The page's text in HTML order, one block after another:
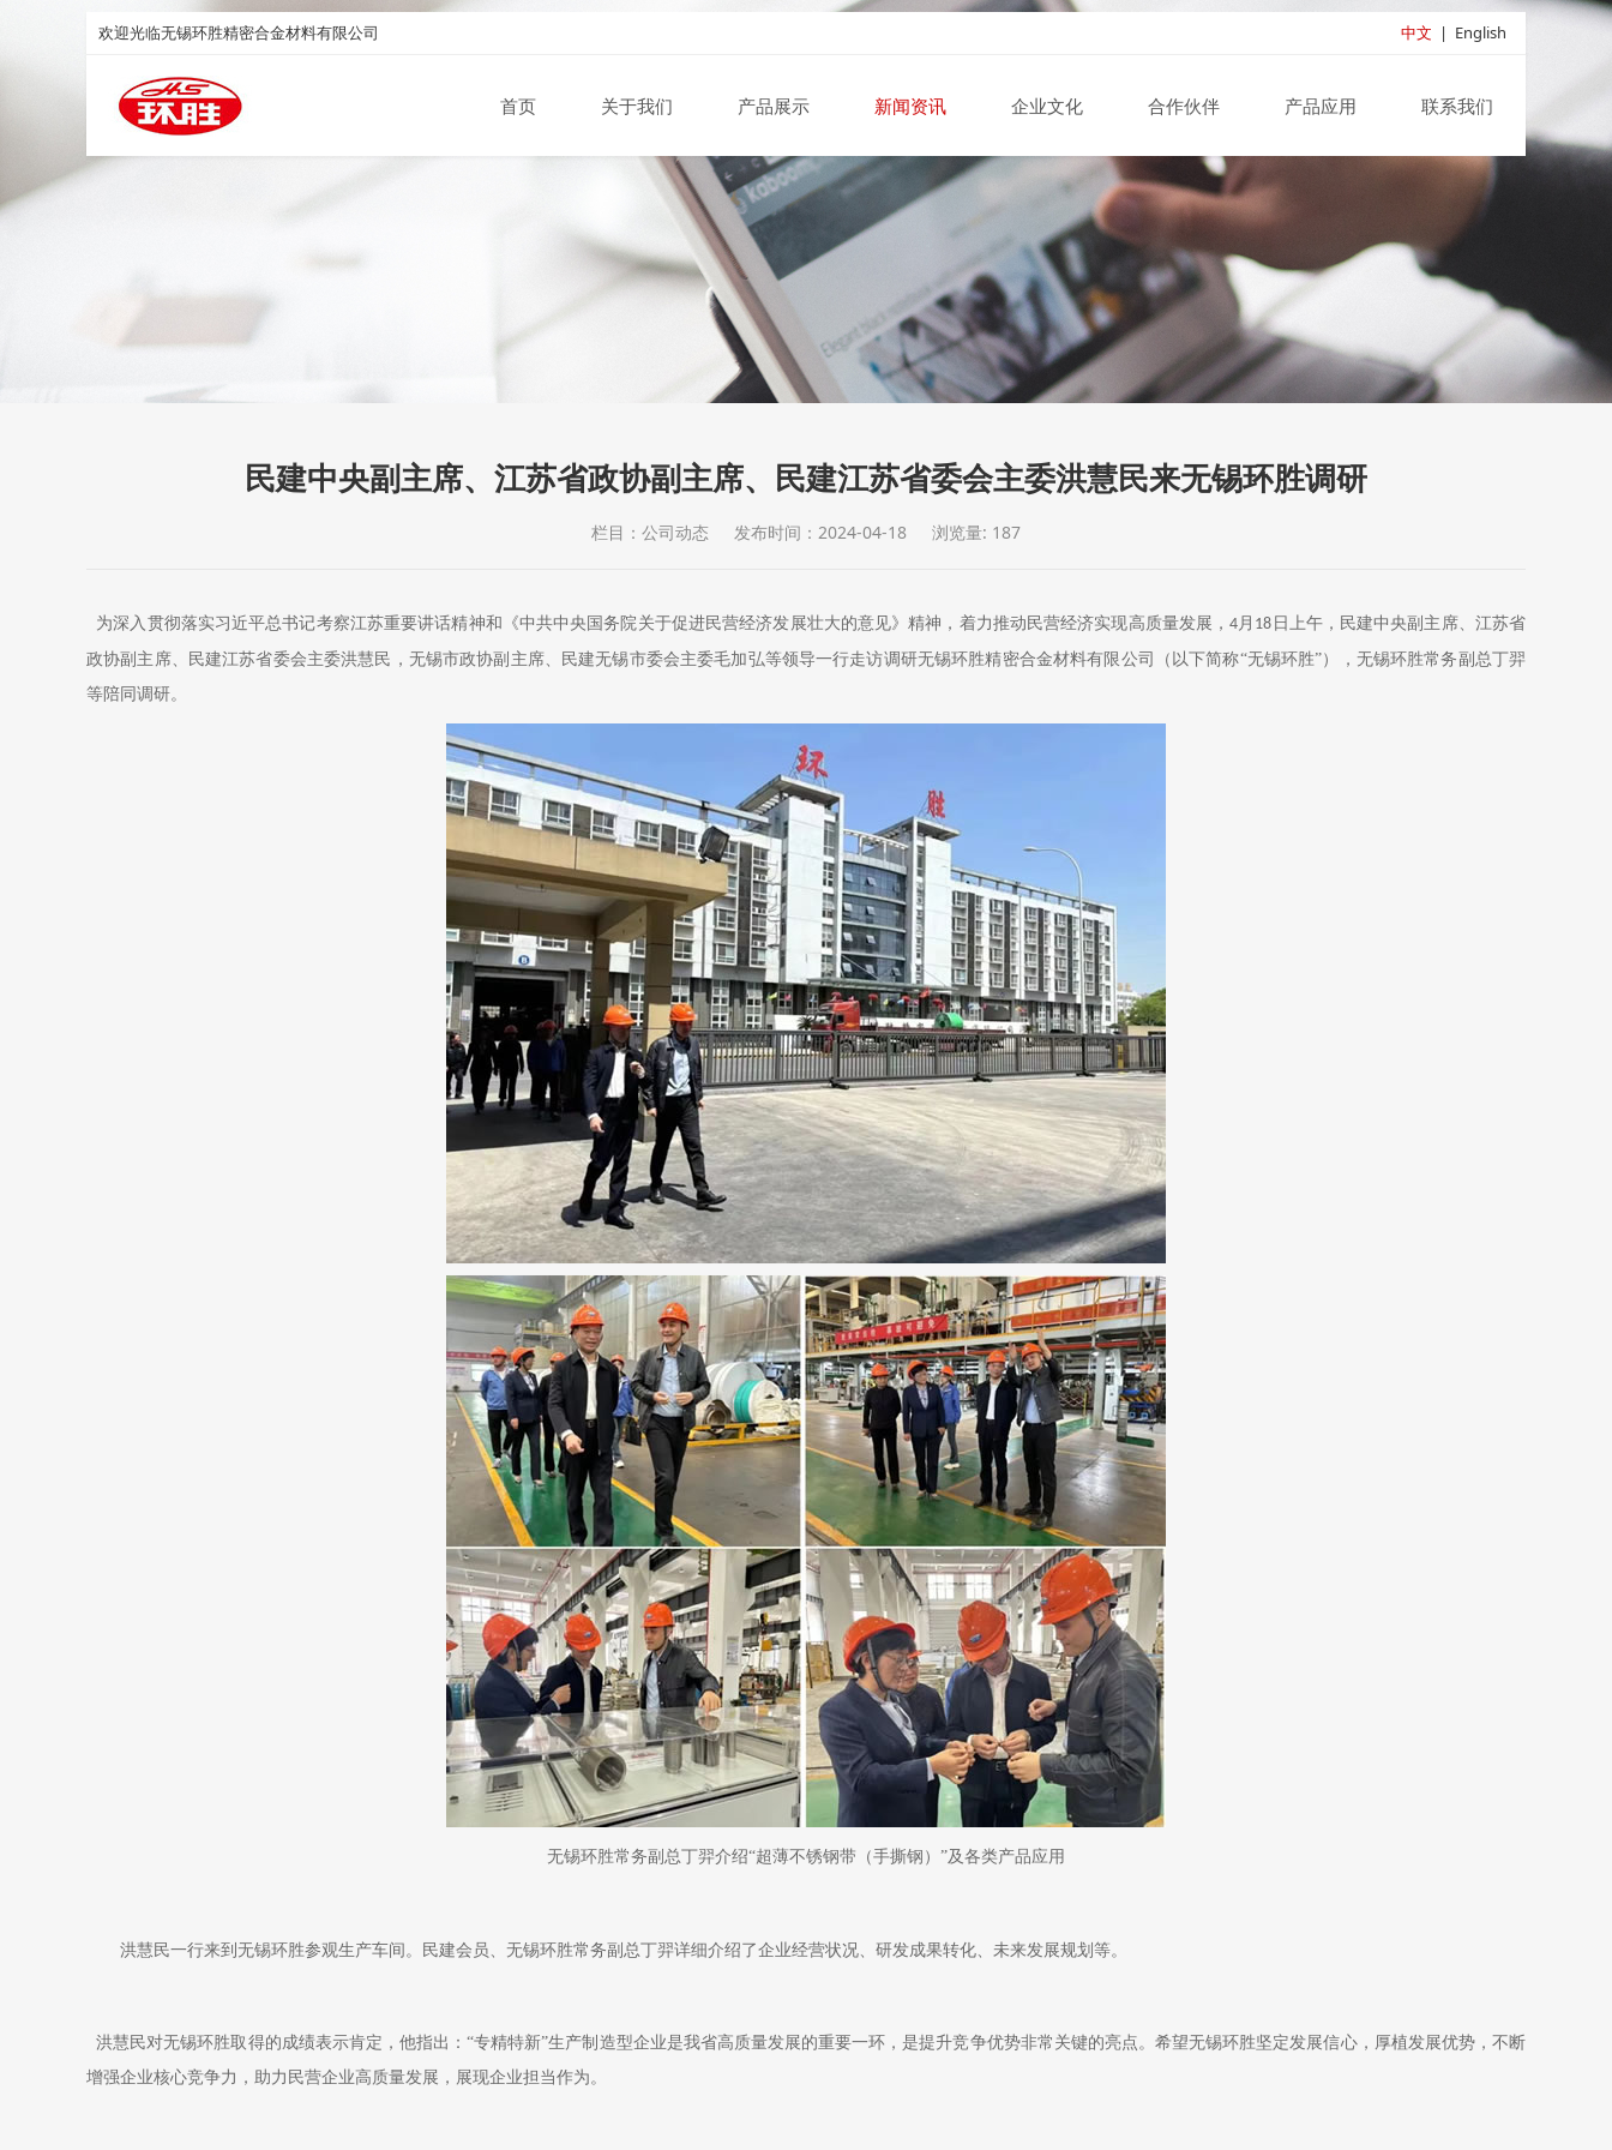
中文 | English
欢迎光临无锡环胜精密合金材料有限公司
首页 关于我们 产品展示 新闻资讯 企业文化 合作伙伴 产品应用 联系我们
民建中央副主席、江苏省政协副主席、民建江苏省委会主委洪慧民来无锡环胜调研
栏目：公司动态 发布时间：2024-04-18 浏览量: 187
为深入贯彻落实习近平总书记考察江苏重要讲话精神和《中共中央国务院关于促进民营经济发展壮大的意见》精神，着力推动民营经济实现高质量发展，4月 18 日上午，民建中央副主席、江苏省
政协副主席、民建江苏省委会主委洪慧民，无锡市政协副主席、民建无锡市委会主委毛加弘等领导一行走访调研无锡环胜精密合金材料有限公司（以下简称“无锡环胜”），无锡环胜常务副总丁羿
等陪同调研。
无锡环胜常务副总丁羿介绍“超薄不锈钢带（手撕钢）”及各类产品应用
洪慧民一行来到无锡环胜参观生产车间。民建会员、无锡环胜常务副总丁羿详细介绍了企业经营状况、研发成果转化、未来发展规划等。
洪慧民对无锡环胜取得的成绩表示肯定，他指出：“专精特新”生产制造型企业是我省高质量发展的重要一环，是提升竞争优势非常关键的亮点。希望无锡环胜坚定发展信心，厚植发展优势，不断
增强企业核心竞争力，助力民营企业高质量发展，展现企业担当作为。